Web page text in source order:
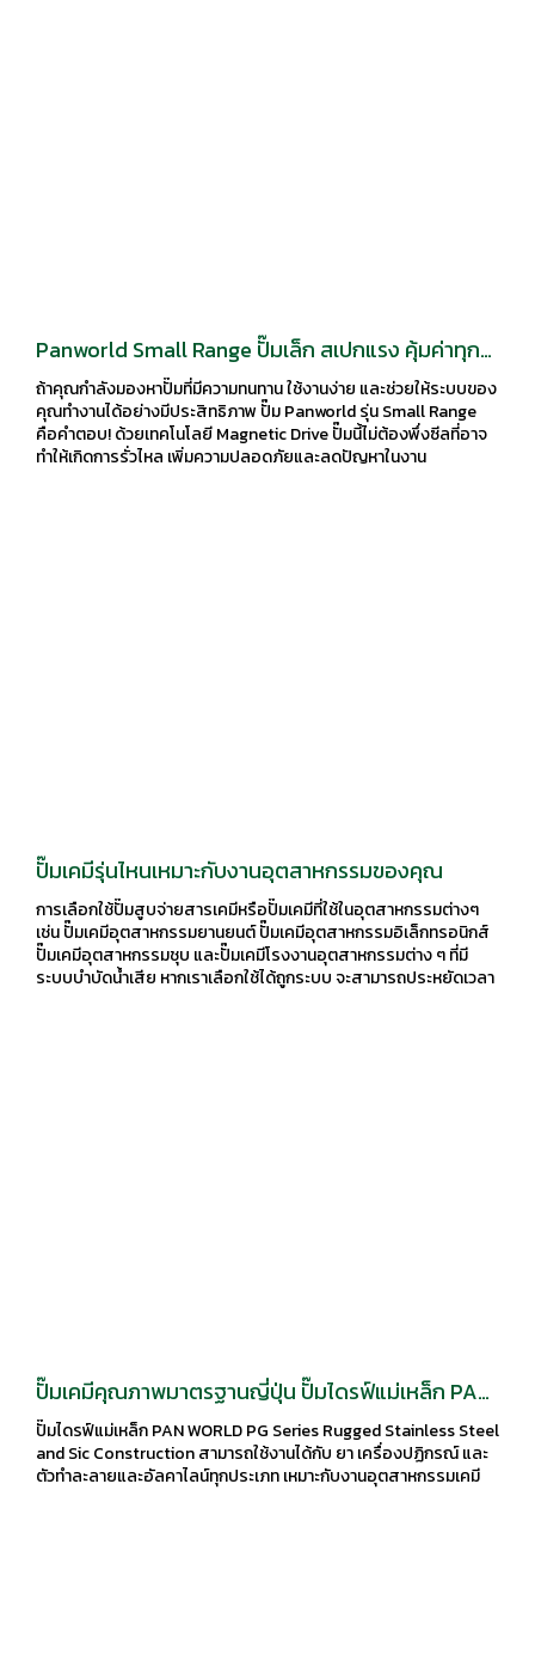
Panworld Small Range ปั๊มเล็ก สเปกแรง คุ้มค่าทุก
การใช้งาน!
ถ้าคุณกำลังมองหาปั๊มที่มีความทนทาน ใช้งานง่าย และช่วยให้ระบบของ
คุณทำงานได้อย่างมีประสิทธิภาพ ปั๊ม Panworld รุ่น Small Range
คือคำตอบ! ด้วยเทคโนโลยี Magnetic Drive ปั๊มนี้ไม่ต้องพึ่งซีลที่อาจ
ทำให้เกิดการรั่วไหล เพิ่มความปลอดภัยและลดปัญหาในงาน
ปั๊มเคมีรุ่นไหนเหมาะกับงานอุตสาหกรรมของคุณ
การเลือกใช้ปั๊มสูบจ่ายสารเคมีหรือปั๊มเคมีที่ใช้ในอุตสาหกรรมต่างๆ
เช่น ปั๊มเคมีอุตสาหกรรมยานยนต์ ปั๊มเคมีอุตสาหกรรมอิเล็กทรอนิกส์
ปั๊มเคมีอุตสาหกรรมชุบ และปั๊มเคมีโรงงานอุตสาหกรรมต่าง ๆ ที่มี
ระบบบำบัดน้ำเสีย หากเราเลือกใช้ได้ถูกระบบ จะสามารถประหยัดเวลา
ปั๊มเคมีคุณภาพมาตรฐานญี่ปุ่น ปั๊มไดรฟ์แม่เหล็ก PAN
WORLD PG Series
ปั๊มไดรฟ์แม่เหล็ก PAN WORLD PG Series Rugged Stainless Steel
and Sic Construction สามารถใช้งานได้กับ ยา เครื่องปฏิกรณ์ และ
ตัวทำละลายและอัลคาไลน์ทุกประเภท เหมาะกับงานอุตสาหกรรมเคมี